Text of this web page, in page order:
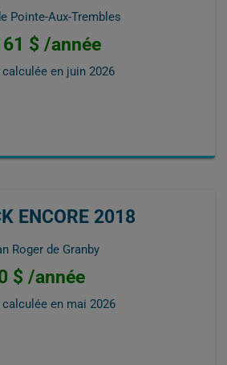
Pointe-Aux-Trembles
$ /année
calculée en juin 2026
ENCORE 2018
Roger de Granby
$ /année
calculée en mai 2026